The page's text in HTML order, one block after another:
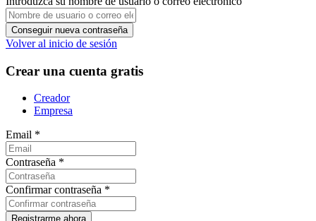
Volver al inicio de sesión
Crear una cuenta gratis
Creador
Empresa
Email *
Contraseña *
Confirmar contraseña *